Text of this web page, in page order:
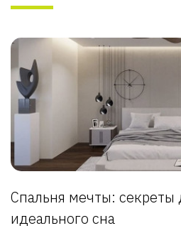
Спальня мечты: секреты
идеального сна